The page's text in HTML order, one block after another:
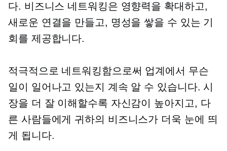
다. 비즈니스 네트워킹은 영향력을 확대하고,
새로운 연결을 만들고, 명성을 쌓을 수 있는 기
회를 제공합니다.
적극적으로 네트워킹함으로써 업계에서 무슨
일이 일어나고 있는지 계속 알 수 있습니다. 시
장을 더 잘 이해할수록 자신감이 높아지고, 다
른 사람들에게 귀하의 비즈니스가 더욱 눈에 띄
게 됩니다.